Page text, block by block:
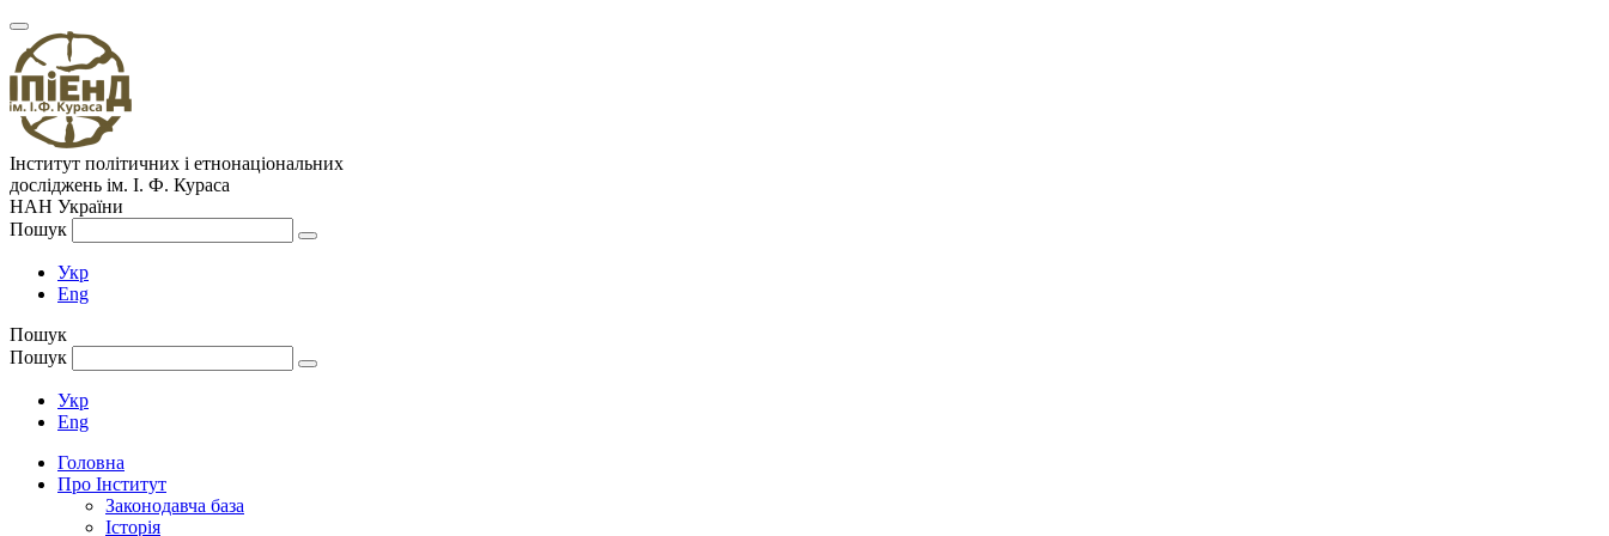
Інститут політичних і етнонаціональних
досліджень ім. І. Ф. Кураса
НАН України
Пошук
Укр
Eng
Пошук
Пошук
Укр
Eng
Головна
Про Інститут
Законодавча база
Історія